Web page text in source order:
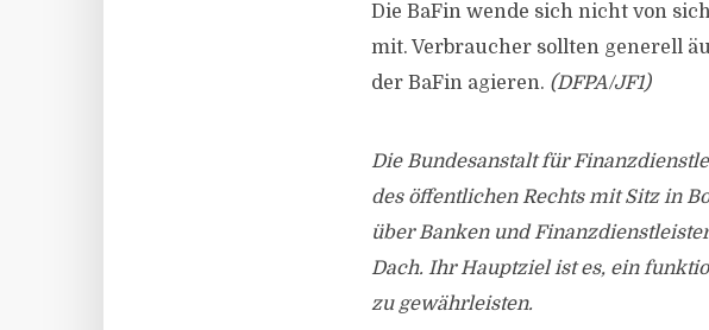
Die BaFin wende sich nicht von
mit. Verbraucher sollten generell
der BaFin agieren. (DFPA/JF1)
Die Bundesanstalt für
des öffentlichen Rechts mit Sitz in
über Banken und
Dach. Ihr Hauptziel ist es, ein
zu gewährleisten.